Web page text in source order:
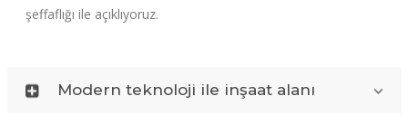
şeffaflığı ile açıklıyoruz.
Modern teknoloji ile inşaat alanı